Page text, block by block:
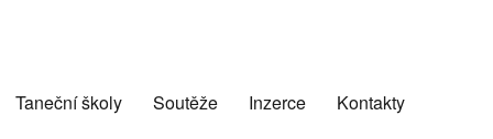
Taneční školy Soutěže Inzerce Kontakty